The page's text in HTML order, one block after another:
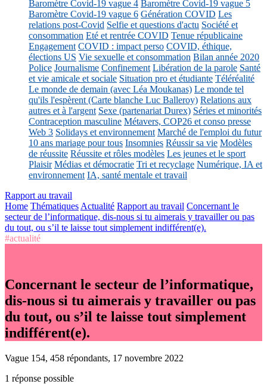
Baromètre Covid-19 vague 4 Baromètre Covid-19 vague 5
Baromètre Covid-19 vague 6 Génération COVID Les
relations post-Covid Selfie et questions d'actu Société et
consommation Eté et rentrée COVID Tenue républicaine
Engagement COVID : impact perso COVID, éthique,
élections US Vie sexuelle et consommation Bilan année 2020
Police Journalisme Confinement Libération de la parole Santé
et vie amicale et sociale Situation pro et étudiante Téléréalité
Le monde de demain (avec Léa Moukanas) Le monde tel
qu'ils l'espèrent (Carte blanche Luc Balleroy) Relations aux
autres et à l'argent Sexe (partenariat Durex) Séries et minorités
Contraception masculine Métavers, COP26 et conso presse
Web 3 Solidays et environnement Marché de l'emploi du futur
10 ans mariage pour tous Insomnies Réussir sa vie Modèles
de réussite Réussite et rôles modèles Les jeunes et le sport
Plaisir Médias et démocratie Tri et recyclage Numérique, IA et
environnement IA, santé mentale et travail
Rapport au travail
Home Thématiques Actualité Rapport au travail Concernant le
secteur de l’informatique, dis-nous si tu aimerais y travailler ou pas
du tout, ou s’il te laisse tout simplement indifférent(e).
#actualité
Concernant le secteur de l’informatique,
dis-nous si tu aimerais y travailler ou pas
du tout, ou s’il te laisse tout simplement
indifférent(e).
Vague 154, 458 répondants, 17 novembre 2022
1 réponse possible